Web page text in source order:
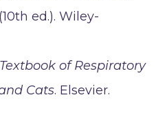
(10th ed.). Wiley-
Textbook of Respiratory
Cats. Elsevier.